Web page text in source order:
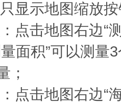
显示地图缩放
点击地图右边“
面积”可以测量
；
点击地图右边“